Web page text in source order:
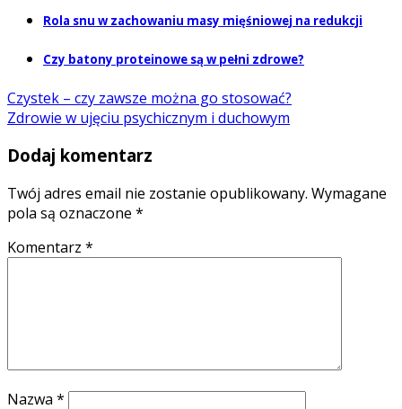
Rola snu w zachowaniu masy mięśniowej na redukcji
Czy batony proteinowe są w pełni zdrowe?
Czystek – czy zawsze można go stosować?
Zdrowie w ujęciu psychicznym i duchowym
Dodaj komentarz
Twój adres email nie zostanie opublikowany. Wymagane
pola są oznaczone *
Komentarz *
Nazwa *